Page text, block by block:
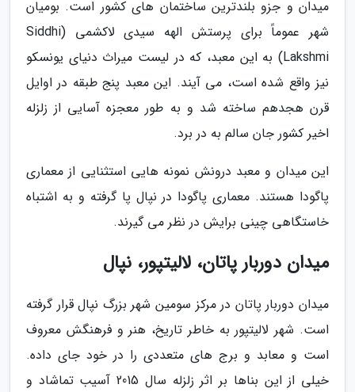
میدان و جزو بلندترین ساختمان های کشور است. بومیان
شهر عموماً برای پرستش الهه سیدی لاکشمی (Siddhi
Lakshmi) به این معبد، که در لیست میراث دنیای یونسکو
نیز واقع شده است، می آیند. این معبد پنج طبقه در اوایل
قرن هجدهم ساخته شد و به طور معجزه آسایی از زلزله
اخیر کشور جان سالم به در برد.
این میدان و معبد درونش نمونه هایی استثنایی از معماری
پاگودا هستند. معماری پاگودا در نپال پا گرفته و به اشتباه
خاستگاهی چینی برایش در نظر می گیرند.
میدان دوربار پاتان، لالیتپور، نپال
میدان دوربار پاتان در مرکز سومین شهر بزرگ نپال قرار گرفته
است. شهر لالیتپور به خاطر تاریخ، هنر و فرهنگش معروف
است و معابد و برج های متعددی را در خود جای داده.
خیلی از این بناها بر اثر زلزله سال 2015 آسیب تماشاد و